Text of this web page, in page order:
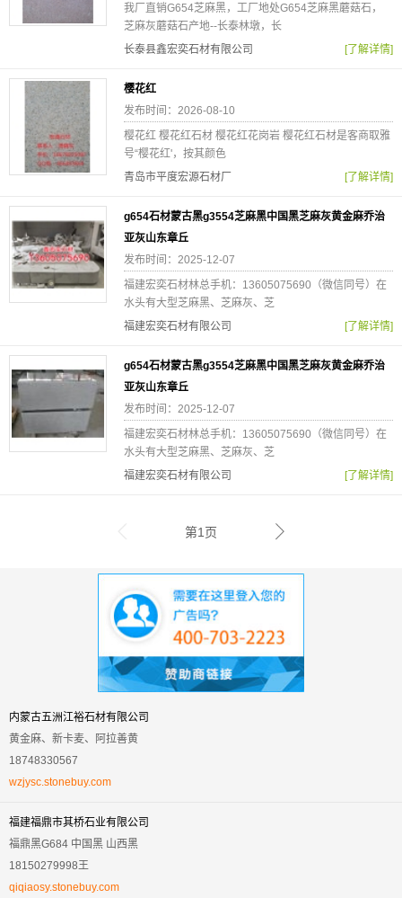
我厂直销G654芝麻黑，工厂地处G654芝麻黑蘑菇石，
芝麻灰蘑菇石产地--长泰林墩，长
长泰县鑫宏奕石材有限公司
[了解详情]
樱花红
发布时间：2026-08-10
樱花红 樱花红石材 樱花红花岗岩 樱花红石材是客商取雅
号“樱花红'，按其颜色
青岛市平度宏源石材厂
[了解详情]
g654石材蒙古黑g3554芝麻黑中国黑芝麻灰黄金麻乔治
亚灰山东章丘
发布时间：2025-12-07
福建宏奕石材林总手机：13605075690（微信同号）在
水头有大型芝麻黑、芝麻灰、芝
福建宏奕石材有限公司
[了解详情]
g654石材蒙古黑g3554芝麻黑中国黑芝麻灰黄金麻乔治
亚灰山东章丘
发布时间：2025-12-07
福建宏奕石材林总手机：13605075690（微信同号）在
水头有大型芝麻黑、芝麻灰、芝
福建宏奕石材有限公司
[了解详情]
第1页
内蒙古五洲江裕石材有限公司
黄金麻、新卡麦、阿拉善黄
18748330567
wzjysc.stonebuy.com
福建福鼎市其桥石业有限公司
福鼎黑G684 中国黑 山西黑
18150279998王
qiqiaosy.stonebuy.com